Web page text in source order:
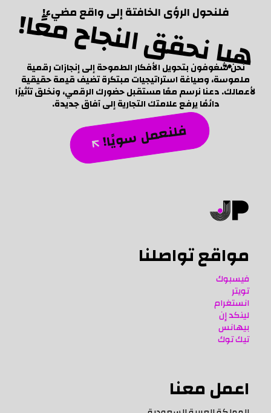
فلنحول الرؤى الخافتة إلى واقع مضيء!
هيا نحقق النجاح معًا!
نحن شغوفون بتحويل الأفكار الطموحة إلى إنجازات رقمية
ملموسة، وصياغة استراتيجيات مبتكرة تضيف قيمة حقيقية
لأعمالك. دعنا نرسم معًا مستقبل حضورك الرقمي، ونخلق تأثيرًا
دائمًا يرفع علامتك التجارية إلى آفاق جديدة.
فلنعمل سويًا!
مواقع تواصلنا
فيسبوك
تويتر
انستغرام
لينكد إن
بيهانس
تيك توك
اعمل معنا